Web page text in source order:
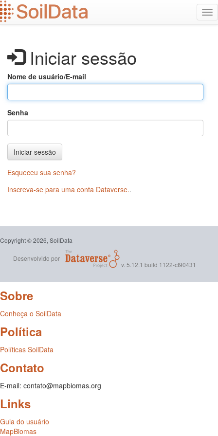
Ir
para
o
Iniciar sessão
Nome de usuário/E-mail
Senha
Iniciar sessão
Esqueceu sua senha?
Inscreva-se para uma conta Dataverse..
Copyright © 2026, SoilData
Desenvolvido por
v. 5.12.1 build 1122-cf90431
Sobre
Conheça o SoilData
Política
Políticas SoilData
Contato
E-mail: contato@mapbiomas.org
Links
Guia do usuário
MapBiomas